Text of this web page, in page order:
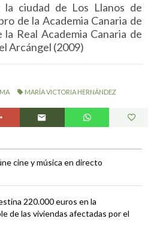
la ciudad de Los Llanos de
de la Academia Canaria de
Real Academia Canaria de
Arcángel (2009)
MARÍA VICTORIA HERNÁNDEZ
cine y música en directo
220.000 euros en la
de las viviendas afectadas por el